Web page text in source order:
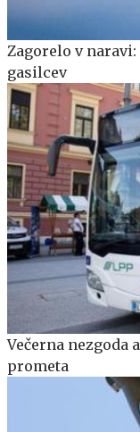
Zagorelo v
gasilcev
Večerna nezgoda
prometa